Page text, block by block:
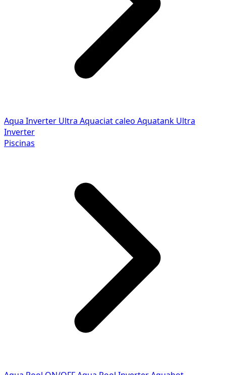
Aqua Inverter Ultra Aquaciat caleo Aquatank Ultra
Inverter
Piscinas